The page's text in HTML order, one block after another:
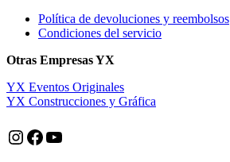
Política de devoluciones y reembolsos
Condiciones del servicio
Otras Empresas YX
YX Eventos Originales
YX Construcciones y Gráfica
Instagram
Facebook
YouTube